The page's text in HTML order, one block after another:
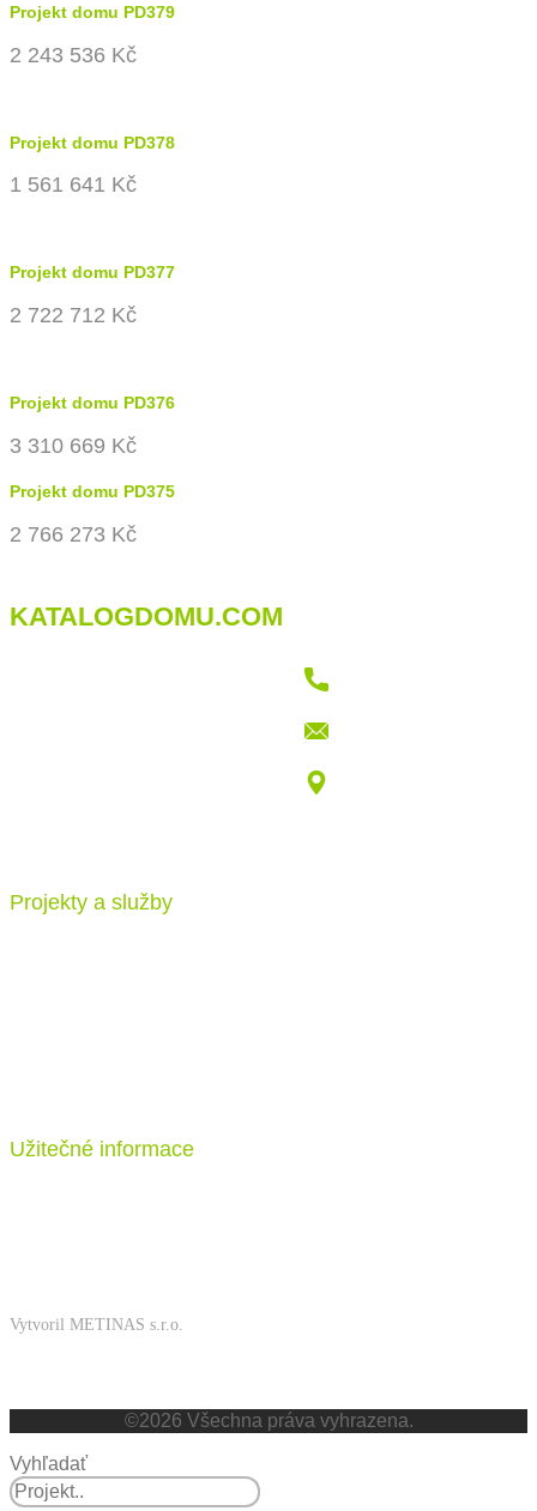
Projekt domu PD379
2 243 536 Kč
Projekt domu PD378
1 561 641 Kč
Projekt domu PD377
2 722 712 Kč
Projekt domu PD376
3 310 669 Kč
Projekt domu PD375
2 766 273 Kč
KATALOGDOMU.COM
Projekty a služby
Užitečné informace
Vytvoril METINAS s.r.o.
©2026 Všechna práva vyhrazena.
Vyhľadať